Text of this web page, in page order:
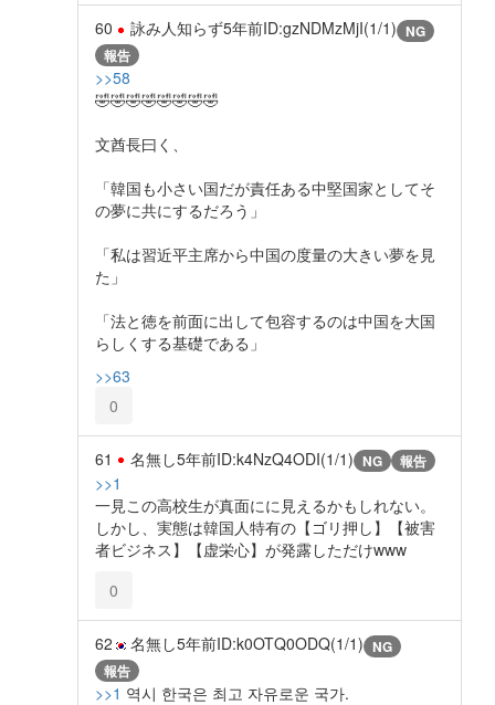
60 詠み人知らず5年前ID:gzNDMzMjI(1/1) NG
報告
>>58
🤣🤣🤣🤣🤣🤣🤣🤣
文酋長曰く、
「韓国も小さい国だが責任ある中堅国家としてそ
の夢に共にするだろう」
「私は習近平主席から中国の度量の大きい夢を見
た」
「法と徳を前面に出して包容するのは中国を大国
らしくする基礎である」
>>63
0
61 名無し5年前ID:k4NzQ4ODI(1/1) NG 報告
>>1
一見この高校生が真面にに見えるかもしれない。
しかし、実態は韓国人特有の【ゴリ押し】【被害
者ビジネス】【虚栄心】が発露しただけwww
0
62 名無し5年前ID:k0OTQ0ODQ(1/1) NG
報告
>>1 역시 한국은 최고 자유로운 국가.